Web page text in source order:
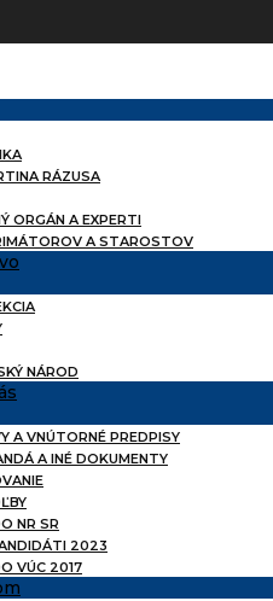
RÁZUSA
ORGÁN A EXPERTI
A STAROSTOV
NÁROD
A VNÚTORNÉ PREDPISY
A INÉ DOKUMENTY
NR SR
2023
VÚC 2017